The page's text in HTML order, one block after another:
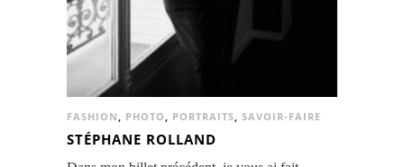
FASHION, PHOTO, PORTRAITS, SAVOIR-FAIRE
STÉPHANE ROLLAND